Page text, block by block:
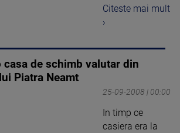
Citeste mai mult
›
de schimb valutar din
Piatra Neamt
25-09-2008 | 00:00
In timp ce
casiera era la